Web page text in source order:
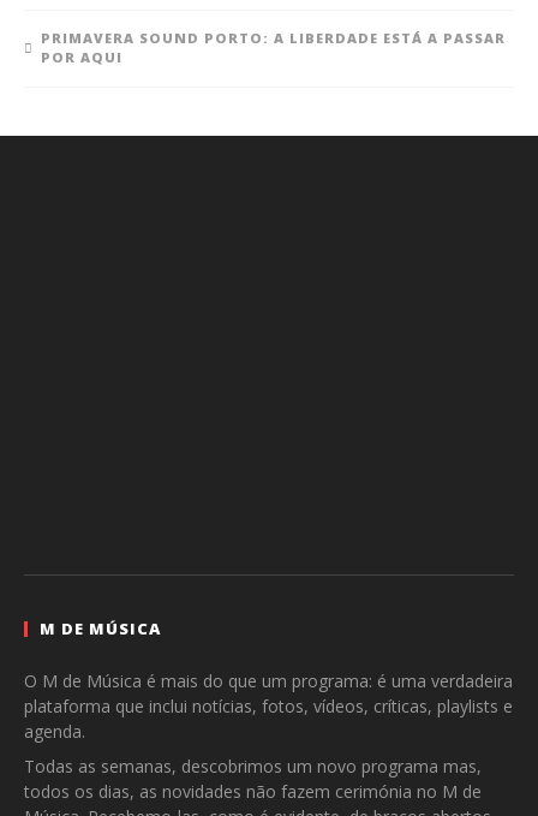
PRIMAVERA SOUND PORTO: A LIBERDADE ESTÁ A PASSAR
POR AQUI
M DE MÚSICA
O M de Música é mais do que um programa: é uma verdadeira
plataforma que inclui notícias, fotos, vídeos, críticas, playlists e
agenda.
Todas as semanas, descobrimos um novo programa mas,
todos os dias, as novidades não fazem cerimónia no M de